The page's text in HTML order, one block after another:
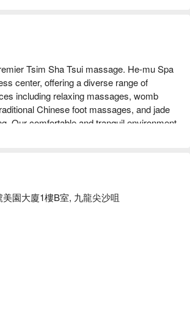
Tsim Sha Tsui massage. He-mu Spa
center, offering a diverse range of
including relaxing massages, womb
Chinese foot massages, and jade
Our comfortable and tranquil environment
Spa Advantage:
walk from The ONE.
園大廈1樓B室, 九龍尖沙咀